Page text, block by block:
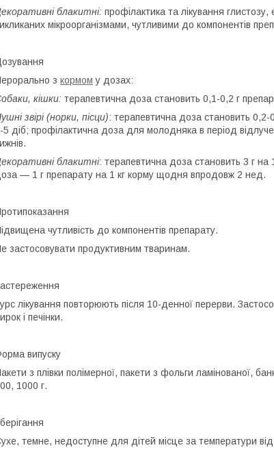
блакитні: профілактика та лікування
мікроорганізмами, чутливими до компонентів
з кормом у дозах:
кішки: терапевтична доза становить 0,1-0,2 г
звірі (норки, пісци): терапевтична доза становить 0,2-
5 діб; профілактична доза для молодняка в період
блакитні: терапевтична доза становить 3 г
— 1 г препарату на 1 кг корму щодня впродовж 2 нед.
чутливість до компонентів препарату.
застосовувати продуктивним тваринам.
лікування повторюють після 10-денної перерви.
і печінки.
випуску
з плівки полімерної, пакети з фольги ламінованої,
1000 г.
темне, недоступне для дітей місце за температури